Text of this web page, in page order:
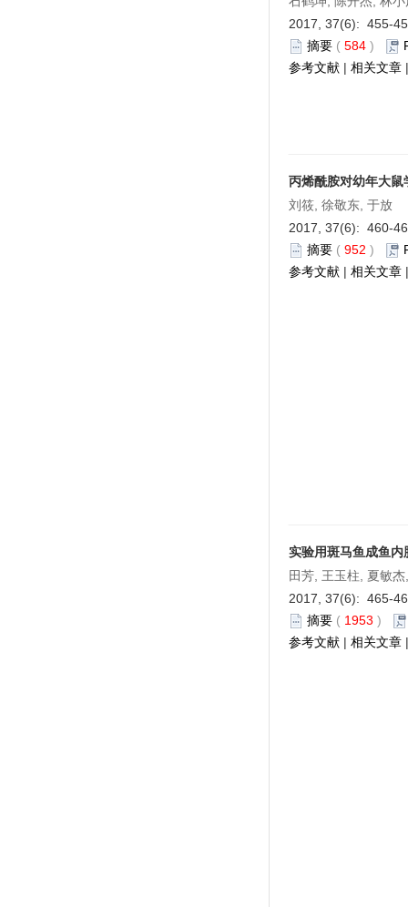
2017, 37(6): 455-
摘要 ( 584 )
参考文献 | 相关文章
丙烯酰胺对幼年大
刘筱, 徐敬东, 于放
2017, 37(6): 460-
摘要 ( 952 )
参考文献 | 相关文章
实验用斑马鱼成鱼
田芳, 王玉柱, 夏敏
2017, 37(6): 465-
摘要 ( 1953 )
参考文献 | 相关文章